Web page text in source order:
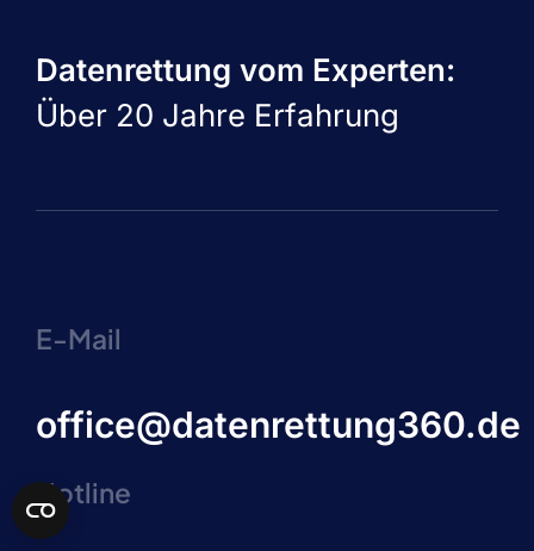
Datenrettung vom Experten:
Über 20 Jahre Erfahrung
E-Mail
office@datenrettung360.de
Hotline